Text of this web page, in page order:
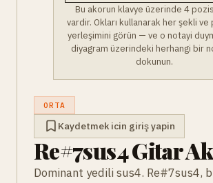
Bu akorun klavye üzerinde 4
vardir. Okları kullanarak her şekli ve
yerleşimini görün — ve o notayi
diyagram üzerindeki herhangi bir
dokunun.
ORTA
Kaydetmek icin giriş yapin
Re#7sus4 Gitar
Dominant yedili sus4. Re#7sus4,